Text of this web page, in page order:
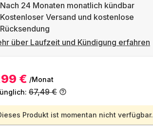
Nach 24 Monaten monatlich kündbar
Kostenloser Versand und kostenlose
Rücksendung
über Laufzeit und Kündigung erfahren
€ /Monat
67,49 €
Produkt ist momentan nicht verfügbar.